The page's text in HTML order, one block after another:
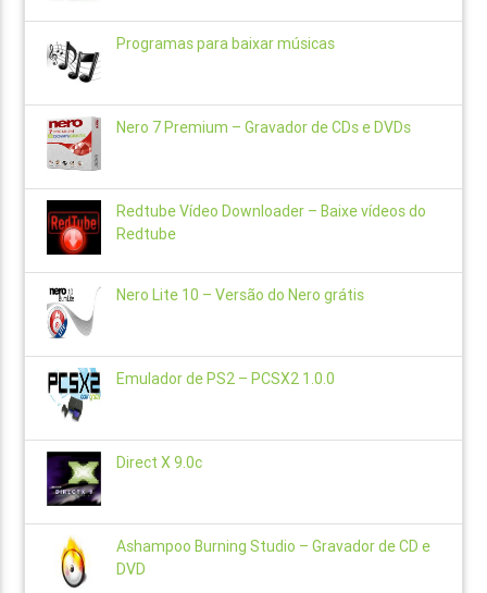
Programas para baixar músicas
Nero 7 Premium – Gravador de CDs e DVDs
Redtube Vídeo Downloader – Baixe vídeos do
Redtube
Nero Lite 10 – Versão do Nero grátis
Emulador de PS2 – PCSX2 1.0.0
Direct X 9.0c
Ashampoo Burning Studio – Gravador de CD e
DVD